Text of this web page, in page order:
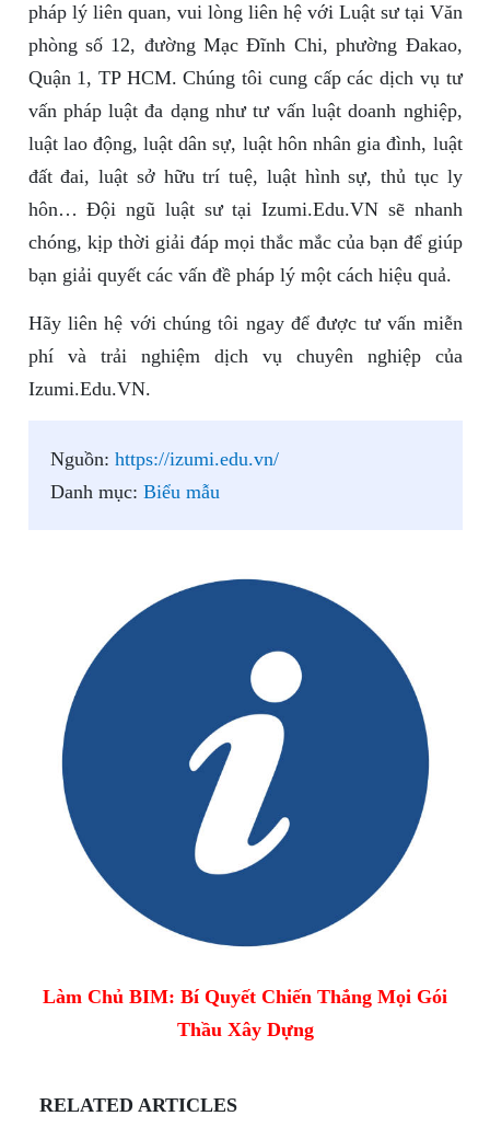
pháp lý liên quan, vui lòng liên hệ với Luật sư tại Văn
phòng số 12, đường Mạc Đĩnh Chi, phường Đakao,
Quận 1, TP HCM. Chúng tôi cung cấp các dịch vụ tư
vấn pháp luật đa dạng như tư vấn luật doanh nghiệp,
luật lao động, luật dân sự, luật hôn nhân gia đình, luật
đất đai, luật sở hữu trí tuệ, luật hình sự, thủ tục ly
hôn… Đội ngũ luật sư tại Izumi.Edu.VN sẽ nhanh
chóng, kịp thời giải đáp mọi thắc mắc của bạn để giúp
bạn giải quyết các vấn đề pháp lý một cách hiệu quả.
Hãy liên hệ với chúng tôi ngay để được tư vấn miễn
phí và trải nghiệm dịch vụ chuyên nghiệp của
Izumi.Edu.VN.
Nguồn: https://izumi.edu.vn/
Danh mục: Biểu mẫu
Làm Chủ BIM: Bí Quyết Chiến Thắng Mọi Gói
Thầu Xây Dựng
RELATED ARTICLES